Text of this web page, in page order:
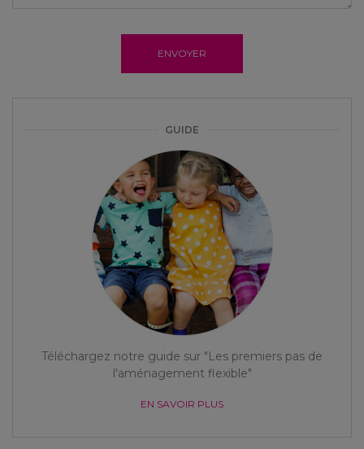
ENVOYER
GUIDE
Téléchargez notre guide sur "Les premiers pas de
l'aménagement flexible"
EN SAVOIR PLUS